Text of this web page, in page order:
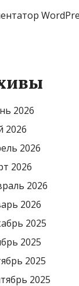
2026
2026
2026
2026
2026
2026
2025
2025
2025
2025